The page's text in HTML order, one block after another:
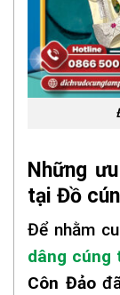
Những
tại Đồ
Để nhằm
dâng cúng
Côn Đảo